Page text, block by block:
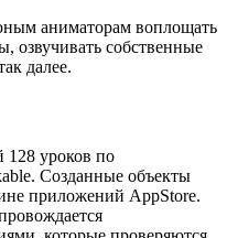
аниматорам воплощать
озвучивать собственные
далее.
128 уроков по
Созданные объекты
приложений AppStore.